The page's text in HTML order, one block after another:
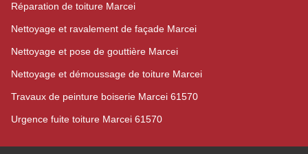
Réparation de toiture Marcei
Nettoyage et ravalement de façade Marcei
Nettoyage et pose de gouttière Marcei
Nettoyage et démoussage de toiture Marcei
Travaux de peinture boiserie Marcei 61570
Urgence fuite toiture Marcei 61570